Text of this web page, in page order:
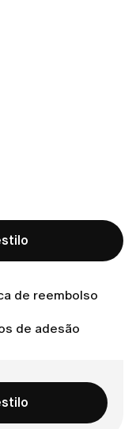
de reembolso
de adesão
estilo